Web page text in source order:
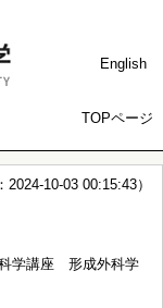
English
TOPページ
10-03 00:15:43）
学講座 形成外科学